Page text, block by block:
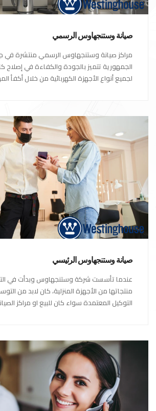
صيانة وستنجهاوس الرسمي
مراكز صيانة وستنجهاوس الرسمي منتشرة في
الجمهورية تتميز بالجودة والكفاءة في إصلاح
لجميع أنواع الأجهزة الكهربائية من خلال أكفأ
صيانة وستنجهاوس الرئيسي
عندما تأسست شركة وستنجهاوس وبدأت في
منتجاتها من الأجهزة المنزلية، كان لابد من
التوكيل المعتمدة سواء كان للبيع او مراكز